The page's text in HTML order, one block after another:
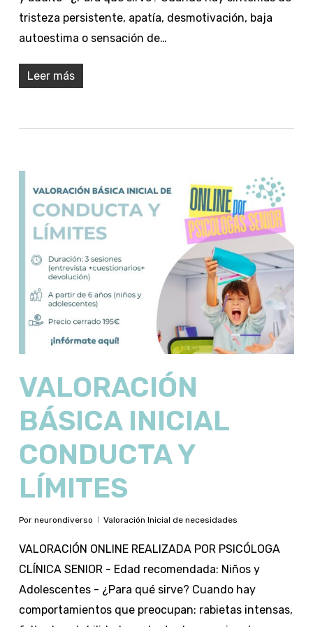
tristeza persistente, apatía, desmotivación, baja
autoestima o sensación de…
Leer más
VALORACIÓN
BÁSICA INICIAL
CONDUCTA Y
LÍMITES
Por neurondiverso Valoración Inicial de necesidades
VALORACIÓN ONLINE REALIZADA POR PSICÓLOGA
CLÍNICA SENIOR - Edad recomendada: Niños y
Adolescentes - ¿Para qué sirve? Cuando hay
comportamientos que preocupan: rabietas intensas,